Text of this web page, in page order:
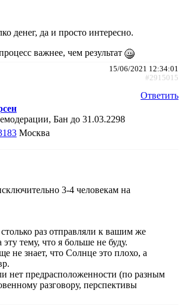
денег, да и просто интересно.
важнее, чем результат
15/06/2021 12:34:01
#2915015
Ответить
Бан до 31.03.2298
Москва
3-4 человекам на
раз отправляли к вашим же
тему, что я больше не буду.
не знает, что Солнце это плохо, а
нет предрасположенности (по разным
разговору, перспективы